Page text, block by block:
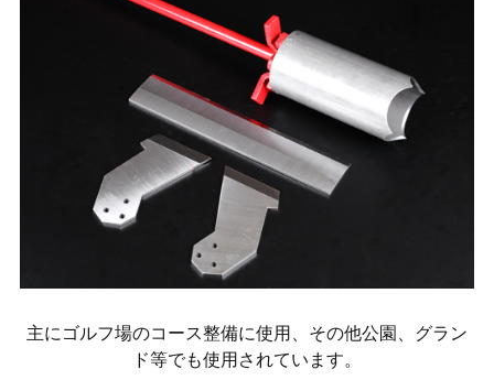
主にゴルフ場のコース整備に使用、その他公園、グラン
ド等でも使用されています。